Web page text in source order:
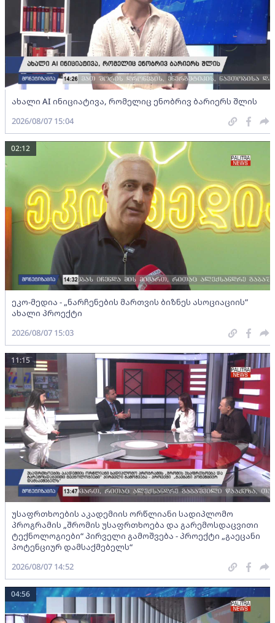
ახალი AI ინიციატივა, რომელიც ენობრივ ბარიერს შლის
2026/08/07 15:04
ეკო-მედია - „ნარჩენების მართვის ბიზნეს ასოციაციის”
ახალი პროექტი
02:12
2026/08/07 15:03
უსაფრთხოების აკადემიის ორწლიანი სადიპლომო
პროგრამის „შრომის უსაფრთხოება და გარემოსდაცვითი
ტექნოლოგიები“ პირველი გამოშვება - პროექტი „გაეცანი
პოტენციურ დამსაქმებელს“
11:15
2026/08/07 14:52
04:56